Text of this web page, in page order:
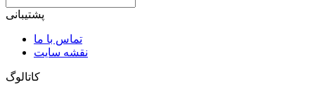
پشتیبانی
تماس با ما
نقشه سایت
کاتالوگ